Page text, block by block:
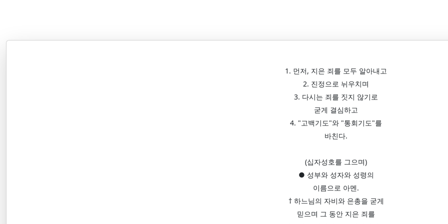
1. 먼저, 지은 죄를 모두 알아내고
2. 진정으로 뉘우치며
3. 다시는 죄를 짓지 않기로
굳게 결심하고
4. "고백기도"와 "통회기도"를
바친다.
(십자성호를 그으며)
● 성부와 성자와 성령의
이름으로 아멘.
† 하느님의 자비와 은총을 굳게
믿으며 그 동안 지은 죄를